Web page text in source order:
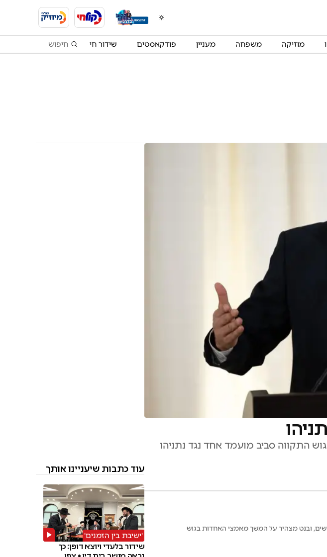
מוזיקה משפחה מעניין פודקאסטים שידור חי
התקווה סביב מועמד אחד נגד נתניהו
עוד כתבות שיעניינו אותך
'ישיבת בין הזמנים'
שידור בלעדי ויוצא דופן: כך